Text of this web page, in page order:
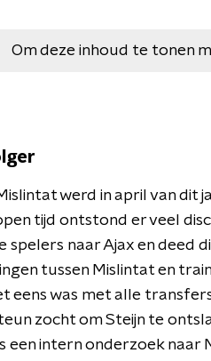
Om deze inhoud te tonen
werd in april van dit
tijd ontstond er veel
spelers naar Ajax en deed
tussen Mislintat en
eens was met alle
zocht om Steijn te
een intern onderzoek